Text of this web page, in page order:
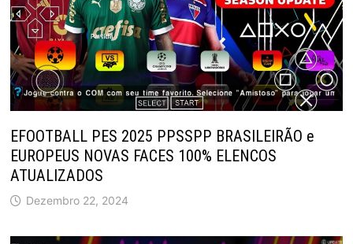
EFOOTBALL PES 2025 PPSSPP BRASILEIRÃO e
EUROPEUS NOVAS FACES 100% ELENCOS
ATUALIZADOS
Dezembro 22, 2024